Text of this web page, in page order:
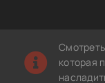
которая